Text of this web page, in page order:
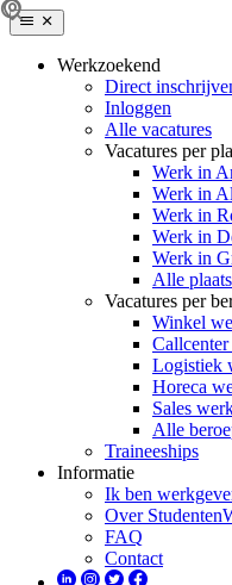
Werkzoekend
Direct
Inloggen
Alle vacatures
Vacatures per
Werk in
Werk in
Werk in
Werk in
Werk in
Alle
Vacatures per
Winkel
Logistiek
Horeca
Sales
Alle
Traineeships
Informatie
Ik ben
Over
FAQ
Contact